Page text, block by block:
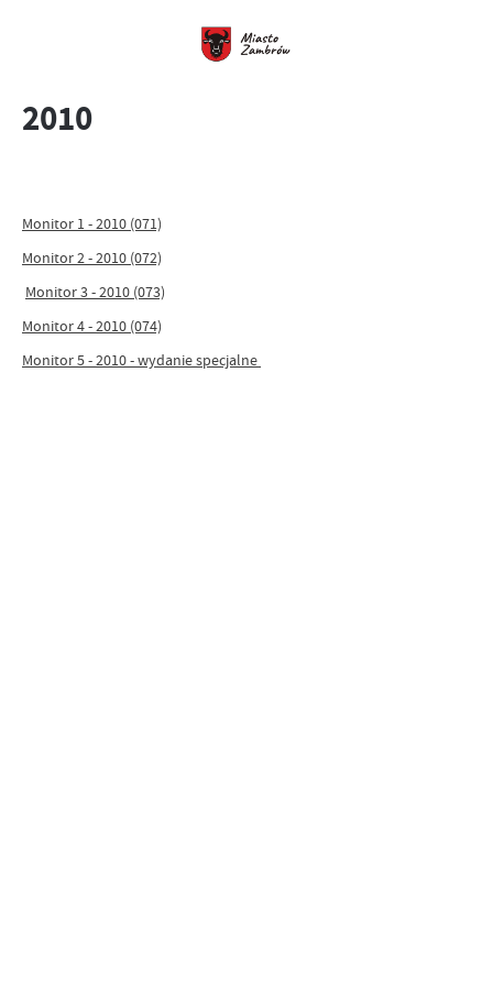
2010
Monitor 1 - 2010 (071)
Monitor 2 - 2010 (072)
Monitor 3 - 2010 (073)
Monitor 4 - 2010 (074)
Monitor 5 - 2010 - wydanie specjalne